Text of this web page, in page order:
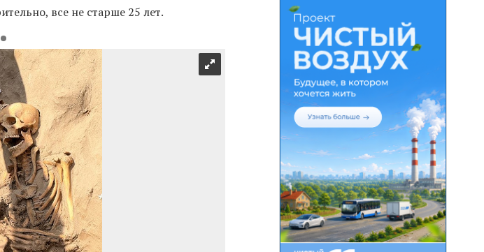
все не старше 25 лет.